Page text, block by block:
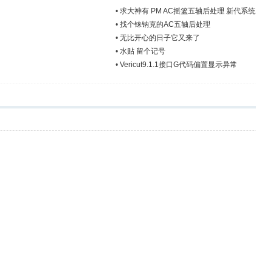
• 求大神有 PM AC摇篮五轴后处理 新代系统
• 找个铼钠克的AC五轴后处理
• 无比开心的日子它又来了
• 水贴 留个记号
• Vericut9.1.1接口G代码偏置显示异常